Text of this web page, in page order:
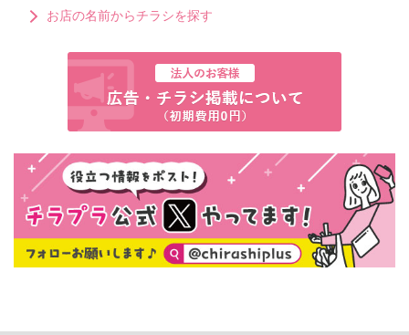
お店の名前からチラシを探す